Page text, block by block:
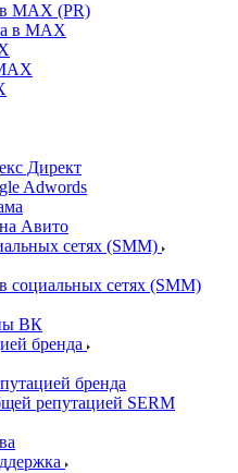
MAX (PR)
в MAX
Директ
Adwords
Авито
сетях (SMM)
социальных сетях (SMM)
ВК
бренда
бренда
репутацией SERM